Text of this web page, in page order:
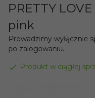
PRETTY
pink
Prowadzimy wyłącznie
po zalogowaniu.
Produkt w ciągłej